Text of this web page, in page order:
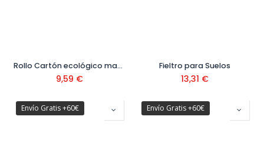
Rollo Cartón ecológico marrón
9,59 €
Fieltro para Suelos
13,31 €
Envío Gratis +60€ Envío Gratis +60€